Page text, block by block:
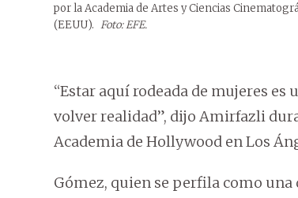
por la Academia de Artes y Ciencias
(EEUU). Foto: EFE.
“Estar aquí rodeada de mujeres es
volver realidad”, dijo Amirfazli
Academia de Hollywood en Los
Gómez, quien se perfila como